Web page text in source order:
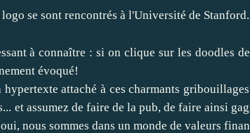
se sont rencontrés à l'Université de
à connaître : si on clique sur les doodles
évoqué!
attaché à ces charmants
et assumez de faire de la pub, de faire ainsi
nous sommes dans un monde de valeurs